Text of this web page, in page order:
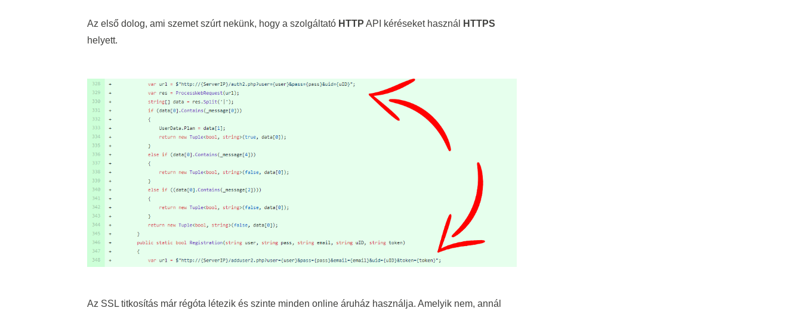
Az első dolog, ami szemet szúrt nekünk, hogy a szolgáltató HTTP API kéréseket használ
HTTPS
helyett.
Az SSL titkosítás már régóta létezik és szinte minden online áruház használja. Amelyik nem, annál